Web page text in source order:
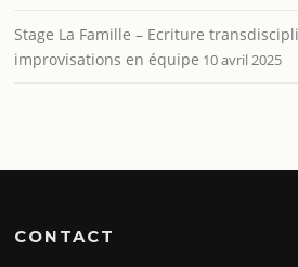
Stage La Famille – Ecriture
improvisations en équipe 10 avril 2025
CONTACT